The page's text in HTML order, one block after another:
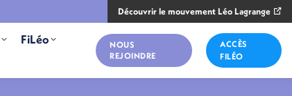
Découvrir le mouvement Léo Lagrange
FiLéo
NOUS
REJOINDRE
ACCÈS
FILÉO